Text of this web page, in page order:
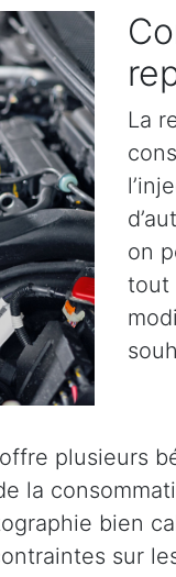
La
on
tout
plusieurs
bien
sur